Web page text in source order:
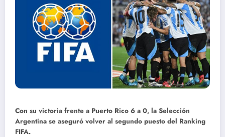
Con su victoria frente a Puerto Rico 6 a 0, la Selección
Argentina se aseguró volver al segundo puesto del Ranking
FIFA.